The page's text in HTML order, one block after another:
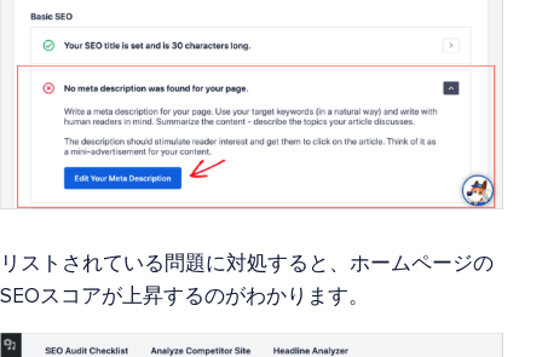
リストされている問題に対処すると、ホームページの
SEOスコアが上昇するのがわかります。